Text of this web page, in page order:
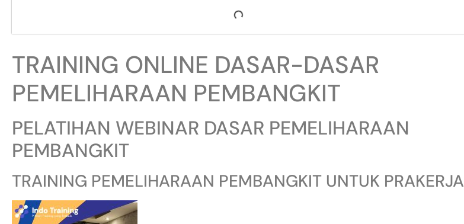
TRAINING ONLINE DASAR-DASAR
PEMELIHARAAN PEMBANGKIT
PELATIHAN WEBINAR DASAR PEMELIHARAAN
PEMBANGKIT
TRAINING PEMELIHARAAN PEMBANGKIT UNTUK PRAKERJA